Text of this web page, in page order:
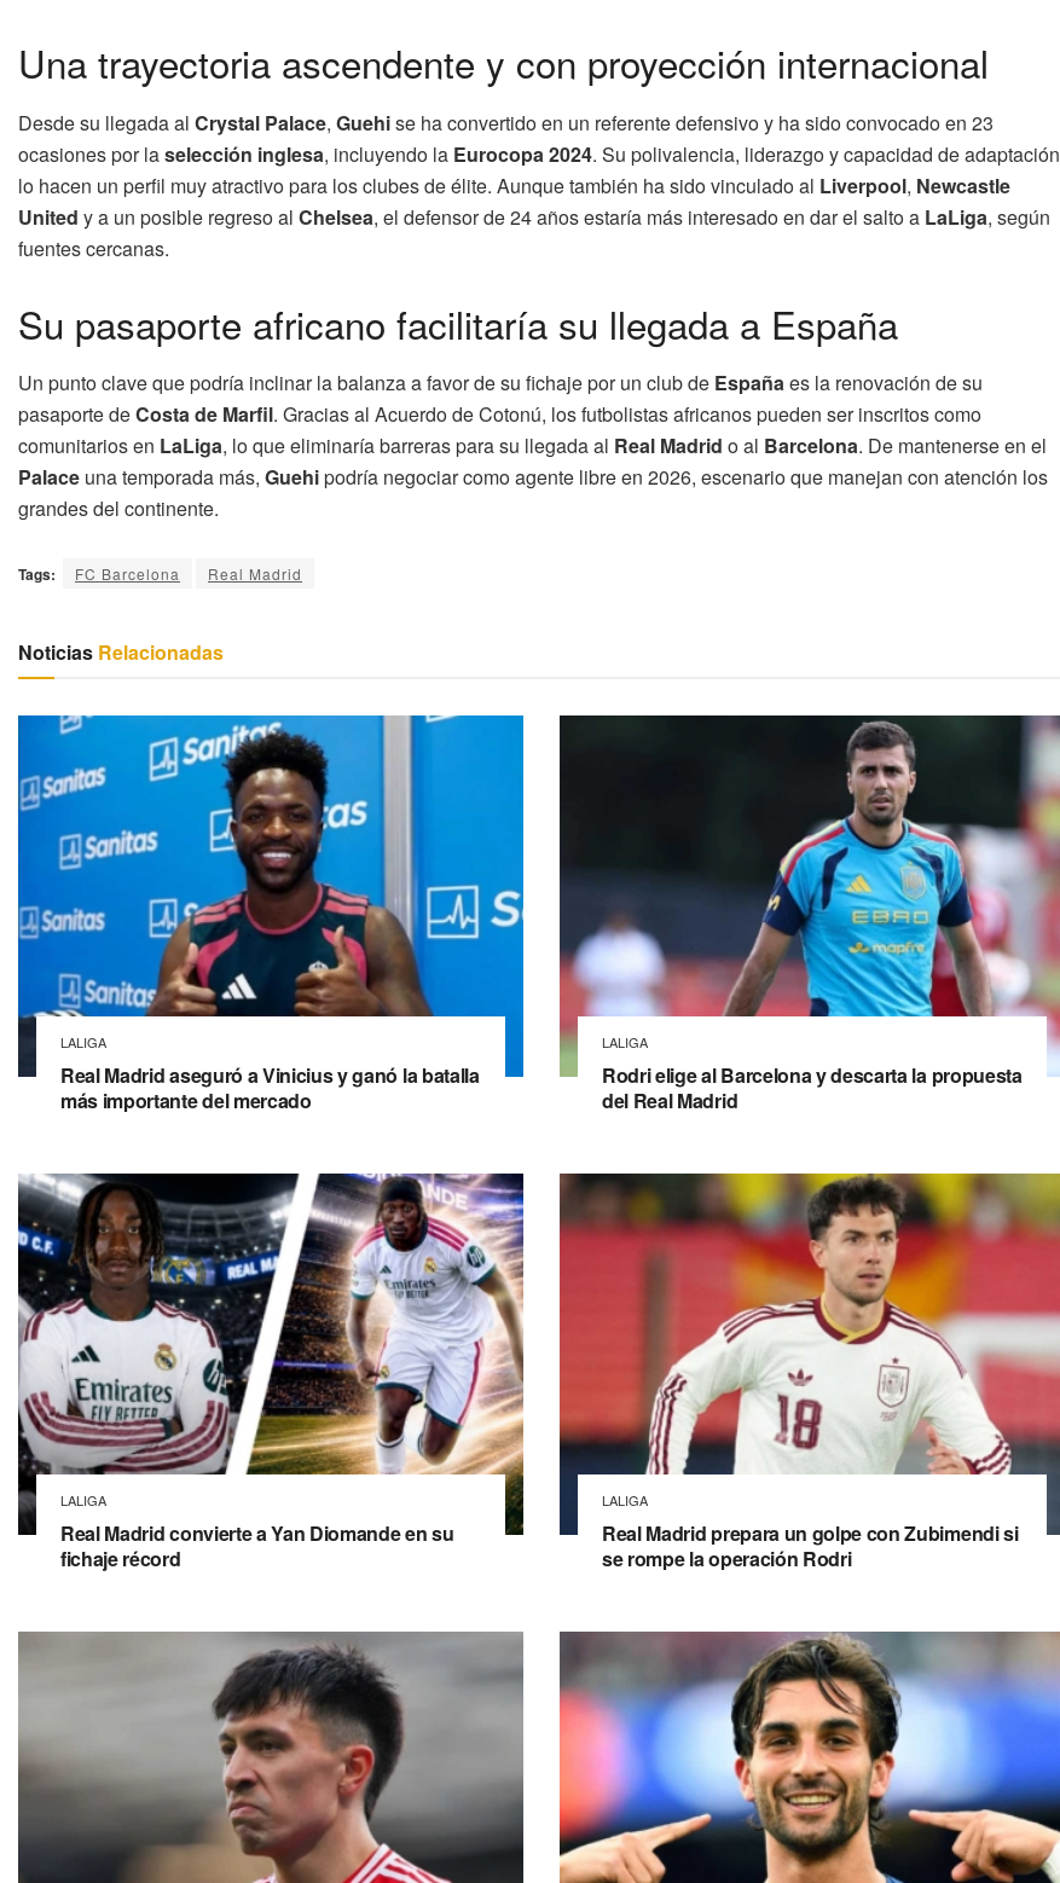
Una trayectoria ascendente y con proyección internacional
Desde su llegada al Crystal Palace, Guehise ha convertido en un referente defensivo y ha sido convocado en 23
ocasiones por laselección inglesa, incluyendo la Eurocopa 2024. Su polivalencia, liderazgo y capacidad de adaptación
lo hacen un perfil muy atractivo para los clubes de élite. Aunque también ha sido vinculado al Liverpool, Newcastle
United y a un posible regreso al Chelsea, el defensor de 24 años estaría más interesado en dar el salto a LaLiga, según
fuentes cercanas.
Su pasaporte africano facilitaría su llegada a España
Un punto clave que podría inclinar la balanza a favor de su fichaje por un club de Españaes la renovación de su
pasaporte deCosta de Marfil. Gracias al Acuerdo de Cotonú, los futbolistas africanos pueden ser inscritos como
comunitarios en LaLiga, lo que eliminaría barreras para su llegada al Real Madrid o al Barcelona. De mantenerse en el
Palace una temporada más, Guehipodría negociar como agente libre en 2026, escenario que manejan con atención los
grandes del continente.
Tags: FC Barcelona Real Madrid
Noticias Relacionadas
LALIGA
Real Madrid aseguró a Vinicius y ganó la batalla
más importante del mercado
LALIGA
Rodri elige al Barcelona y descarta la propuesta
del Real Madrid
LALIGA
Real Madrid convierte a Yan Diomande en su
fichaje récord
LALIGA
Real Madrid prepara un golpe con Zubimendi si
se rompe la operación Rodri